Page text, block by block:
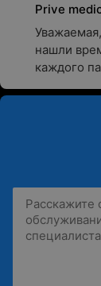
Prive
нашли
каждого